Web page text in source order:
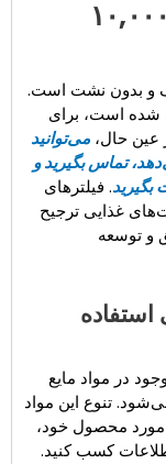
فیلتر مغناطیسی نئودیمیوم ۱۰,۰۰۰
و بدون نشت است.
شده است، برای
عین حال، می‌توانید
تماس بگیرید و
بگیرید. فیلترهای
غذایی ترجیح
و توسعه
استفاده
در مواد مایع
تنوع این مواد
مورد محصول خود،
کسب کنید.